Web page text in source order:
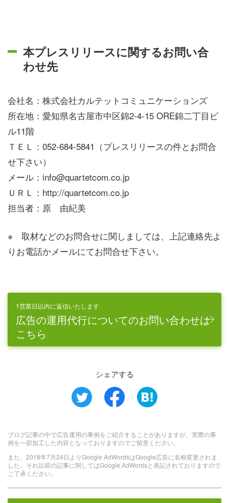
本プレスリリースに関するお問い合
わせ先
会社名：株式会社カルテットコミュニケーションズ
所在地：愛知県名古屋市中区錦2-4-15 ORE錦二丁目ビ
ル11階
ＴＥＬ：052-684-5841（プレスリリースの件とお問合
せ下さい）
メール：info@quartetcom.co.jp
ＵＲＬ：http://quartetcom.co.jp
担当者：原 由紀美
※ 取材などのお問合せに関しましては、上記連絡先よ
りお電話かメールにてお問合せ下さい。
1営業日以内に返信いたします
広告の運用代行についてのお問い合わせは
こちら
シェアする
ブログ記事の中で広告運用の事例をご紹介することがありますが、実際の事
例を一部加工した内容となっておりますのでご留意ください。
また、2018年7月24日よりGoogle AdWordsはGoogle広告に名称変更されま
した。それ以前の記事に関してはGoogle AdWordsと表記されておりますので
ご了承ください。